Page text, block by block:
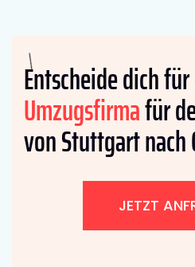
Entscheide dich
Umzugsfirmafür
von Stuttgart nach
JETZT